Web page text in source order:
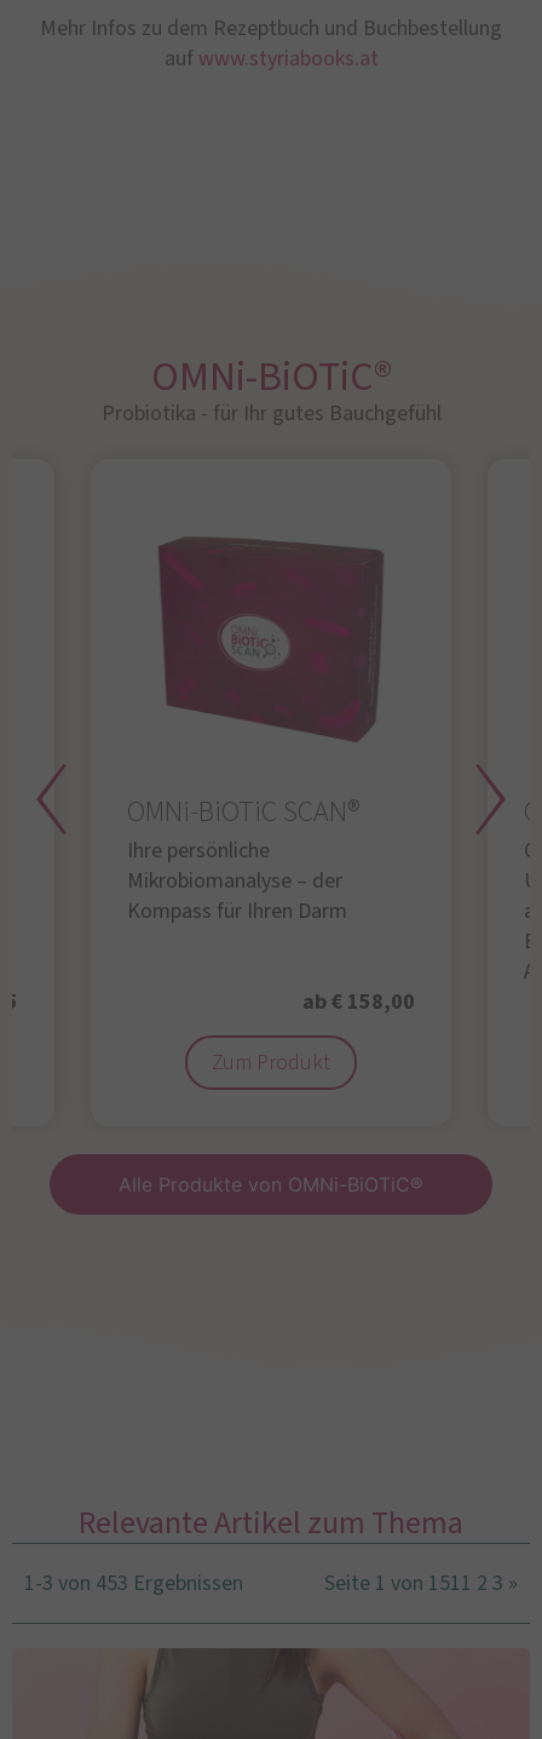
Mehr Infos zu dem Rezeptbuch und Buchbestellung
auf www.styriabooks.at
OMNi-BiOTiC®
Probiotika - für Ihr gutes Bauchgefühl​
OMNi-BiOTiC SCAN®
Ihre persönliche
Mikrobiomanalyse – der
Kompass für Ihren Darm
ab € 158,00
Zum Produkt
Alle Produkte von OMNi-BiOTiC®
Relevante Artikel zum Thema
1-3 von 453 Ergebnissen Seite 1 von 1511 2 3 »